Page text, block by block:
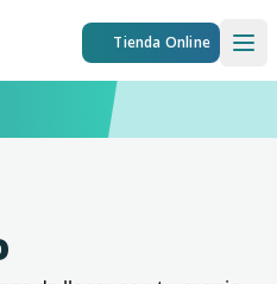
Tienda Online